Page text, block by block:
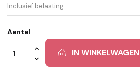
Inclusief belasting
Aantal
IN WINKELWAGEN